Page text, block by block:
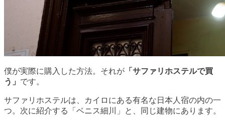
僕が実際に購入した方法。それが 「サファリホステルで買
う」 です。
サファリホステルは、カイロにある有名な日本人宿の内の一
つ。次に紹介する「ベニス細川」と、同じ建物にあります。